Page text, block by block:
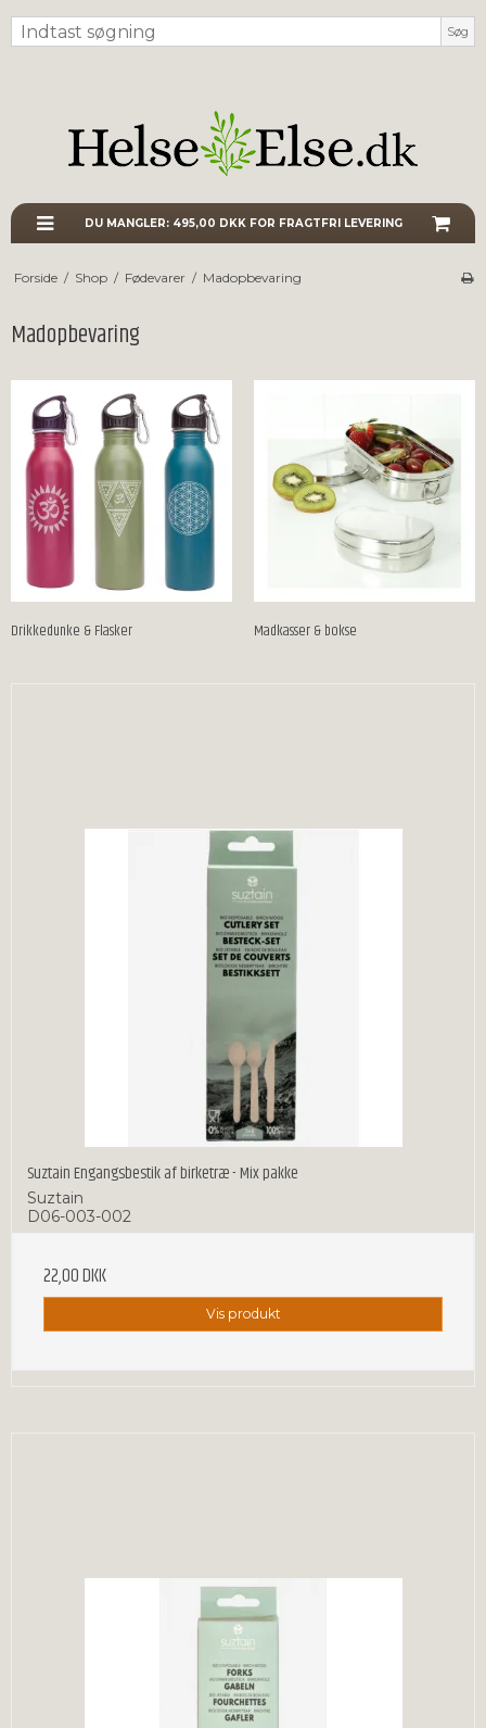
Søg
DU MANGLER: 495,00 DKK FOR FRAGTFRI LEVERING
Forside / Shop / Fødevarer / Madopbevaring
Madopbevaring
Drikkedunke & Flasker Madkasser & bokse
Suztain Engangsbestik af birketræ - Mix pakke
Suztain
D06-003-002
22,00 DKK
Vis produkt